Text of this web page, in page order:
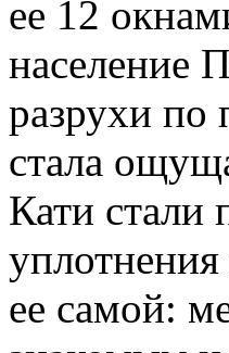
ее 12
население
разрухи по
стала
Кати стали
ее самой: